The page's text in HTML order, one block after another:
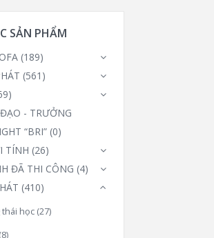
SẢN PHẨM
(189)
(561)
- TRƯỞNG
“BRI” (0)
TÍNH (26)
ĐÃ THI CÔNG (4)
(410)
thái học (27)
(8)